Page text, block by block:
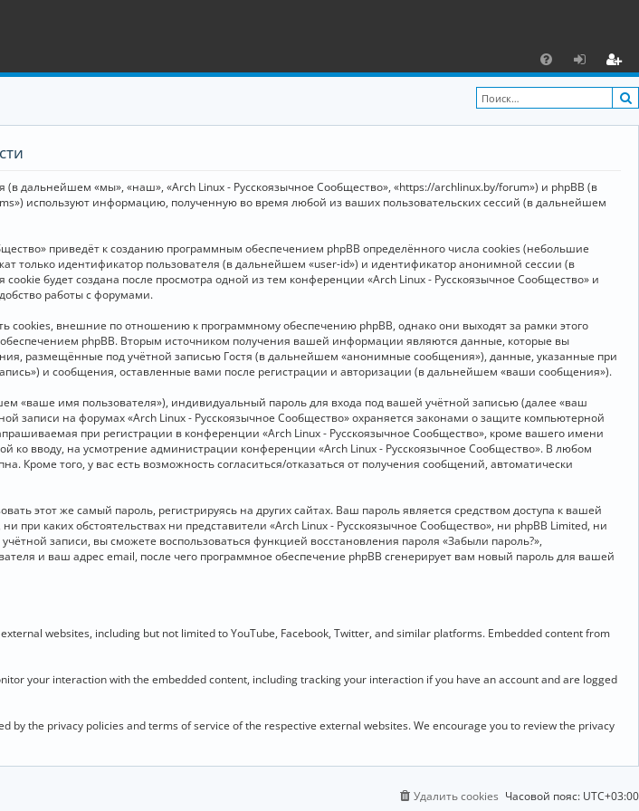
F
A
х
о
ег
и
дальнейшем «мы», «наш», «Arch Linux - Русскоязычное Сообщество», «https://archlinux.by/forum») и phpBB (в
используют информацию, полученную во время любой из ваших пользовательских сессий (в дальнейшем
приведёт к созданию программным обеспечением phpBB определённого числа cookies (небольшие
только идентификатор пользователя (в дальнейшем «user-id») и идентификатор анонимной сессии (в
будет создана после просмотра одной из тем конференции «Arch Linux - Русскоязычное Сообщество» и
работы с форумами.
внешние по отношению к программному обеспечению phpBB, однако они выходят за рамки этого
phpBB. Вторым источником получения вашей информации являются данные, которые вы
размещённые под учётной записью Гостя (в дальнейшем «анонимные сообщения»), данные, указанные при
и сообщения, оставленные вами после регистрации и авторизации (в дальнейшем «ваши сообщения»).
«ваше имя пользователя»), индивидуальный пароль для входа под вашей учётной записью (далее «ваш
на форумах «Arch Linux - Русскоязычное Сообщество» охраняется законами о защите компьютерной
при регистрации в конференции «Arch Linux - Русскоязычное Сообщество», кроме вашего имени
ко вводу, на усмотрение администрации конференции «Arch Linux - Русскоязычное Сообщество». В любом
Кроме того, у вас есть возможность согласиться/отказаться от получения сообщений, автоматически
этот же самый пароль, регистрируясь на других сайтах. Ваш пароль является средством доступа к вашей
при каких обстоятельствах ни представители «Arch Linux - Русскоязычное Сообщество», ни phpBB Limited, ни
записи, вы сможете воспользоваться функцией восстановления пароля «Забыли пароль?»,
и ваш адрес email, после чего программное обеспечение phpBB сгенерирует вам новый пароль для вашей
websites, including but not limited to YouTube, Facebook, Twitter, and similar platforms. Embedded content from
your interaction with the embedded content, including tracking your interaction if you have an account and are logged
by the privacy policies and terms of service of the respective external websites. We encourage you to review the privacy
Часовой пояс: UTC+03:00
Удалить cookies